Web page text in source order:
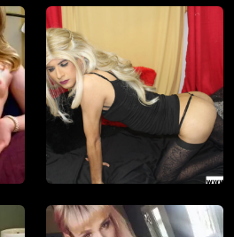
zu kontrollieren. ist
Lage, Nutzer dieser Website
Vergangenheit zu
daher selbst die nötige
lassen bei der Beurteilung, ob
ist oder falsche
oder ob ein Nutzer
täuschen oder betrügen
Website Cookies ein.